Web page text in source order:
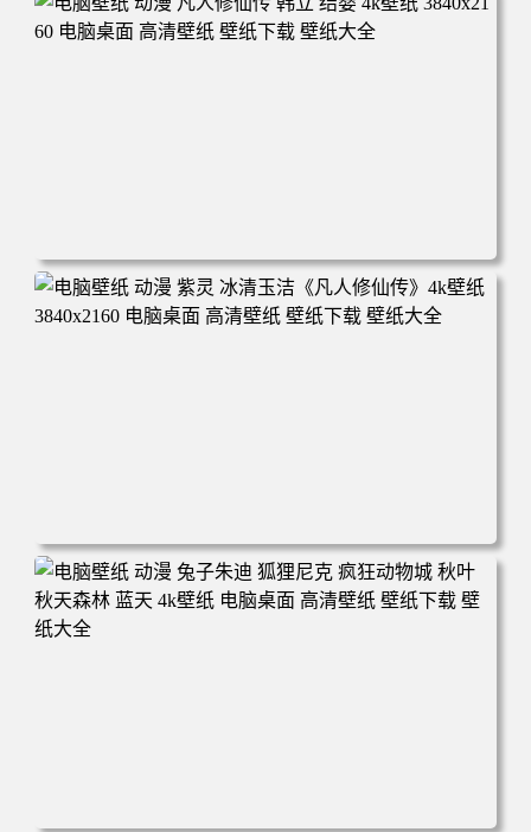
年回忆 荷塘荷叶 蜡笔小新 电脑桌面 高清壁纸 壁纸下载 壁
电脑壁纸 动漫 凡人修仙传 韩立 结婴 4k壁纸 3840x2160 电
脑桌面 高清壁纸 壁纸下载 壁纸大全
电脑壁纸 动漫 紫灵 冰清玉洁《凡人修仙传》4k壁纸 3840x2
160 电脑桌面 高清壁纸 壁纸下载 壁纸大全